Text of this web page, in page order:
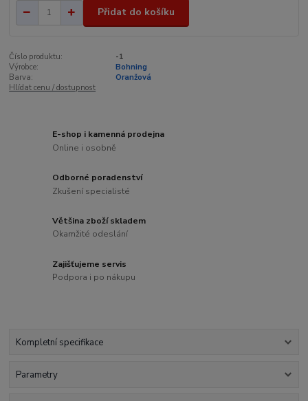
Přidat do košíku
Číslo produktu:
-1
Výrobce:
Bohning
Barva:
Oranžová
Hlídat cenu / dostupnost
E-shop i kamenná prodejna
Online i osobně
Odborné poradenství
Zkušení specialisté
Většina zboží skladem
Okamžité odeslání
Zajišťujeme servis
Podpora i po nákupu
Kompletní specifikace
Parametry